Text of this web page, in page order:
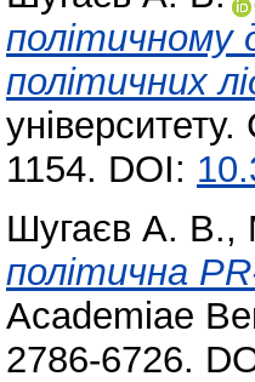
політичному
політичних
1154. DOI:
Шугаєв А. В.,
політична
Academiae
2786-6726.